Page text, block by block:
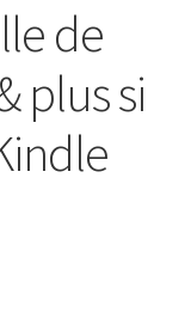
de
plus si